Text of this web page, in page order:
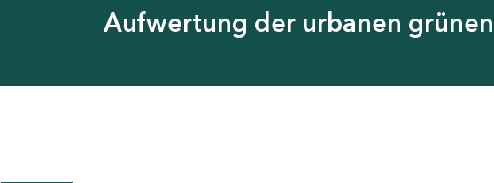
Aufwertung der urbanen